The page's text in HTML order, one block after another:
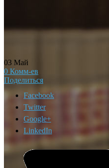
03 Май
0 Комм-ев
Поделиться
Facebook
Twitter
Google+
LinkedIn